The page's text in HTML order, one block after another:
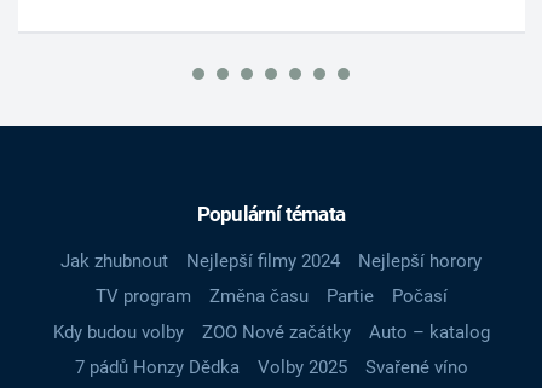
Populární témata
Jak zhubnout Nejlepší filmy 2024
Nejlepší horory
TV program
Změna času Partie
Počasí
Kdy budou volby
ZOO Nové začátky
Auto – katalog
7 pádů Honzy Dědka
Volby 2025
Svařené víno